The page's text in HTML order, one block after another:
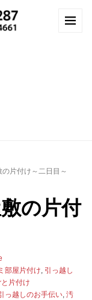
片付け～二日目～
の片付
部屋片付け, 引っ越し
片付け
っ越しのお手伝い, 汚